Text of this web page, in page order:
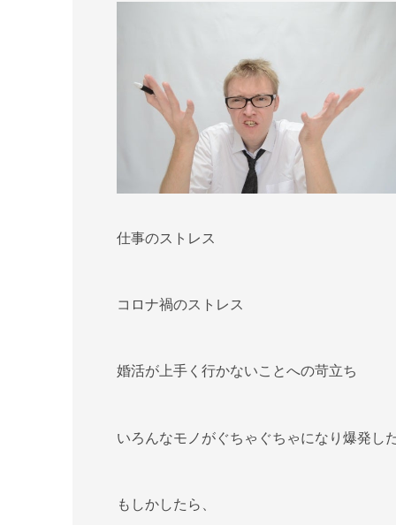
仕事のストレス
コロナ禍のストレス
婚活が上手く行かないことへの苛立ち
いろんなモノがぐちゃぐちゃになり爆発し
もしかしたら、